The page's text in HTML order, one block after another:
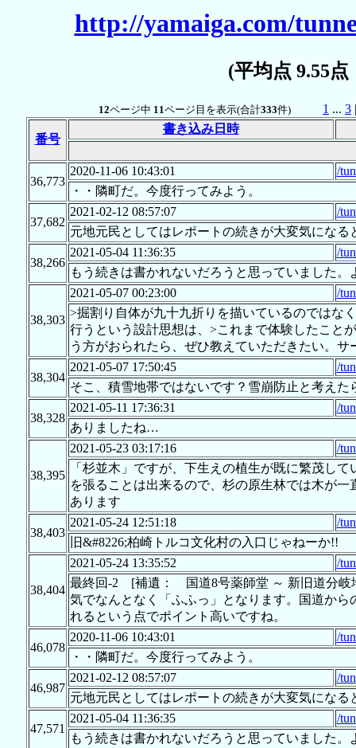
http://yamaiga.com/
(平均点 9.55
12ページ中 11ページ目を表示(合計333件) 1 ... 3
番号
書き込み日時
36,773
2020-11-06 10:43:01
/
・・隣町だ。今度行ってみよう。
37,682
2021-02-12 08:57:07
/
元地元民としてはレポートの続きが大変気にな
38,266
2021-05-04 11:36:35
/
もう続きは書かれないだろうと思っていました
38,303
2021-05-07 00:23:00
/
>掘割り自体が九十九折りを描いているのではな
行うという設計思想は、>これまで体験したこと
う方がおられたら、ぜひ教えていただきたい。
38,304
2021-05-07 17:50:45
/
そこ、積雪地帯ではないです？雪崩防止と考え
38,328
2021-05-11 17:36:31
/
ありましたね…
38,395
2021-05-23 03:17:16
/
「杉並木」ですが、下生えの植生が既に繁茂し
を張ることは出来るので、杉の原生林では木が
あります
38,403
2021-05-24 12:51:18
/
旧&#8226;柏崎トルコ文化村の入口じゃねーか!!
38,404
2021-05-24 13:35:52
/
最終回-2 [補遺： 国道8号薬師堂 ～ 新旧道分岐
気でなんとなく「ふふっ」となります。国道か
れるという点でポイント高いですね。
46,078
2020-11-06 10:43:01
/
・・隣町だ。今度行ってみよう。
46,987
2021-02-12 08:57:07
/
元地元民としてはレポートの続きが大変気にな
47,571
2021-05-04 11:36:35
/
もう続きは書かれないだろうと思っていました